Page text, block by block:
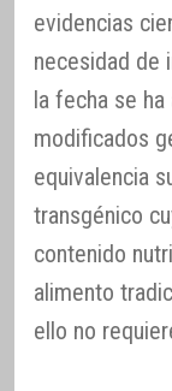
evidencias
necesidad de
la fecha se
modificados
equivalencia
transgénico
contenido
alimento
ello no